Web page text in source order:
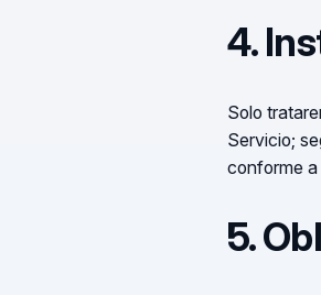
4.
Solo
Servicio;
conforme a
5.